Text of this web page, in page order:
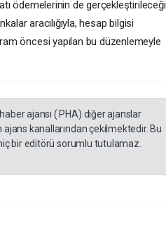
ödemelerinin de gerçekleştirileceği
aracılığıyla, hesap bilgisi
öncesi yapılan bu düzenlemeyle
ajansı ( PHA) diğer ajanslar
kanallarından çekilmektedir. Bu
bir editörü sorumlu tutulamaz.